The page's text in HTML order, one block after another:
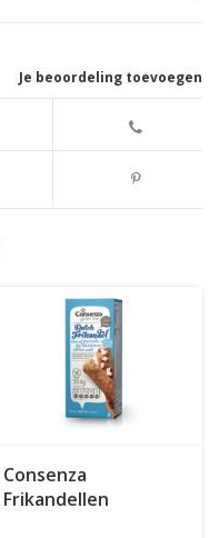
Je beoordeling toevoegen
Consenza
Frikandellen